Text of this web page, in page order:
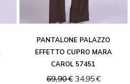
PANTALONE PALAZZO
EFFETTO CUPRO MARA
CAROL 57451
69,90 € 34,95 €